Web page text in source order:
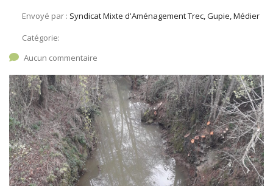
Envoyé par : Syndicat Mixte d'Aménagement Trec, Gupie, Médier
Catégorie:
Aucun commentaire